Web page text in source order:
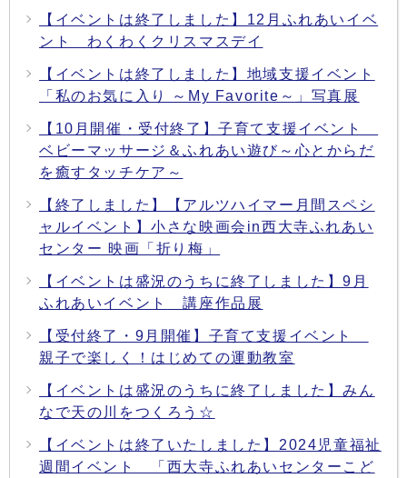
【イベントは終了しました】12月ふれあいイベ
ント わくわくクリスマスデイ
【イベントは終了しました】地域支援イベント
「私のお気に入り ～My Favorite～」写真展
【10月開催・受付終了】子育て支援イベント
ベビーマッサージ＆ふれあい遊び～心とからだ
を癒すタッチケア～
【終了しました】【アルツハイマー月間スペシ
ャルイベント】小さな映画会in西大寺ふれあい
センター 映画「折り梅」
【イベントは盛況のうちに終了しました】9月
ふれあいイベント 講座作品展
【受付終了・9月開催】子育て支援イベント
親子で楽しく！はじめての運動教室
【イベントは盛況のうちに終了しました】みん
なで天の川をつくろう☆
【イベントは終了いたしました】2024児童福祉
週間イベント 「西大寺ふれあいセンターこど